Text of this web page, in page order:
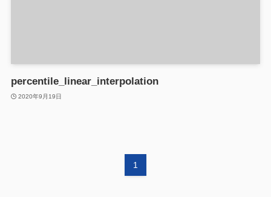
percentile_linear_interpolation
2020年9月19日
1